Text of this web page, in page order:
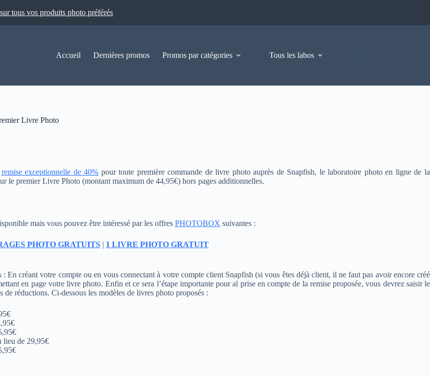
tous vos produits photo préférés
Accueil Dernières promos Promos par catégories Tous les labos
Livre Photo
remise exceptionnelle de 40% pour toute première commande de livre photo auprès de Snapfish, le laboratoire photo en ligne de la
le premier Livre Photo (montant maximum de 44,95€) hors pages additionnelles.
mais vous pouvez être intéressé par les offres PHOTOBOX suivantes :
PHOTO GRATUITS| 1 LIVRE PHOTO GRATUIT
En créant votre compte ou en vous connectant à votre compte client Snapfish (si vous êtes déjà client, il ne faut pas avoir encore créé
en page votre livre photo. Enfin et ce sera l’étape importante pour al prise en compte de la remise proposée, vous devrez saisir le
réductions. Ci-dessous les modèles de livres photo proposés :
lieu de 29,95€